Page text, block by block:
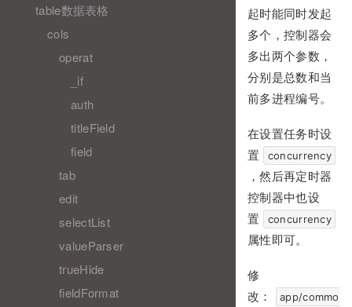
table数据表格
cols
operat
_if
auth
titleField
field
tab
edit
selectList
valueParser
trueHide
fieldFormat
起时能同时发起
多个，控制器会
多出两个参数，
分别是总数和当
前多进程编号。
在设置任务时设
置
concurrency
，然后再定时器
控制器中也设
置
concurrency
属性即可。
修
改：
app/commo